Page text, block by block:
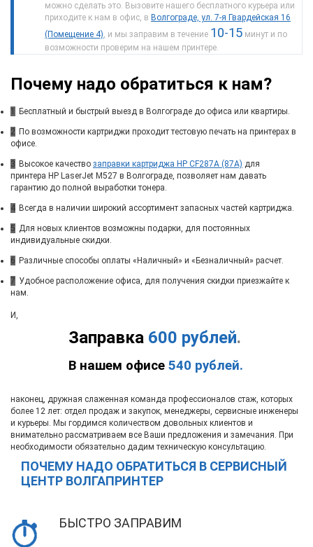
можно сделать это. Вызовите нашего бесплатного курьера или
приходите к нам в офис, в Волгограде, ул. 7-я Гвардейская 16
(Помещение 4), и мы заправим в течение 10-15 минут и по
возможности проверим на нашем принтере.
Почему надо обратиться к нам?
1 Бесплатный и быстрый выезд в Волгограде до офиса или квартиры.
2 По возможности картриджи проходит тестовую печать на принтерах в
офисе.
3 Высокое качество заправки картриджа HP CF287A (87A) для
принтера HP LaserJet M527 в Волгограде, позволяет нам давать
гарантию до полной выработки тонера.
4 Всегда в наличии широкий ассортимент запасных частей картриджа.
5 Для новых клиентов возможны подарки, для постоянных
индивидуальные скидки.
6 Различные способы оплаты «Наличный» и «Безналичный» расчет.
7 Удобное расположение офиса, для получения скидки приезжайте к
нам.
Заправка 600 рублей.
В нашем офисе 540 рублей.
И,
наконец, дружная слаженная команда профессионалов стаж, которых
более 12 лет: отдел продаж и закупок, менеджеры, сервисные инженеры
и курьеры. Мы гордимся количеством довольных клиентов и
внимательно рассматриваем все Ваши предложения и замечания. При
необходимости обязательно дадим техническую консультацию.
ПОЧЕМУ НАДО ОБРАТИТЬСЯ В СЕРВИСНЫЙ
ЦЕНТР ВОЛГАПРИНТЕР
БЫСТРО ЗАПРАВИМ